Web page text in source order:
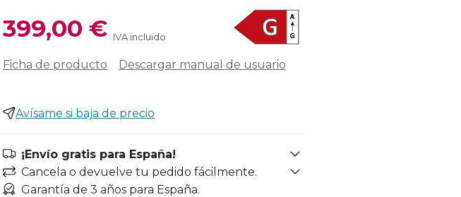
399,00 € IVA incluido
Ficha de producto Descargar manual de usuario
Avísame si baja de precio
¡Envío gratis para España!
Cancela o devuelve tu pedido fácilmente.
Garantía de 3 años para España.